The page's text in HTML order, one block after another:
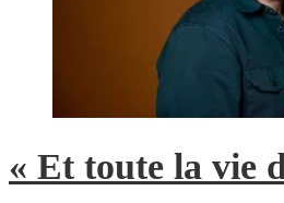
« Et toute la vie